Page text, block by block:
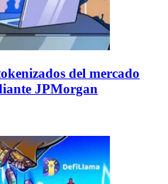
del mercado
JPMorgan